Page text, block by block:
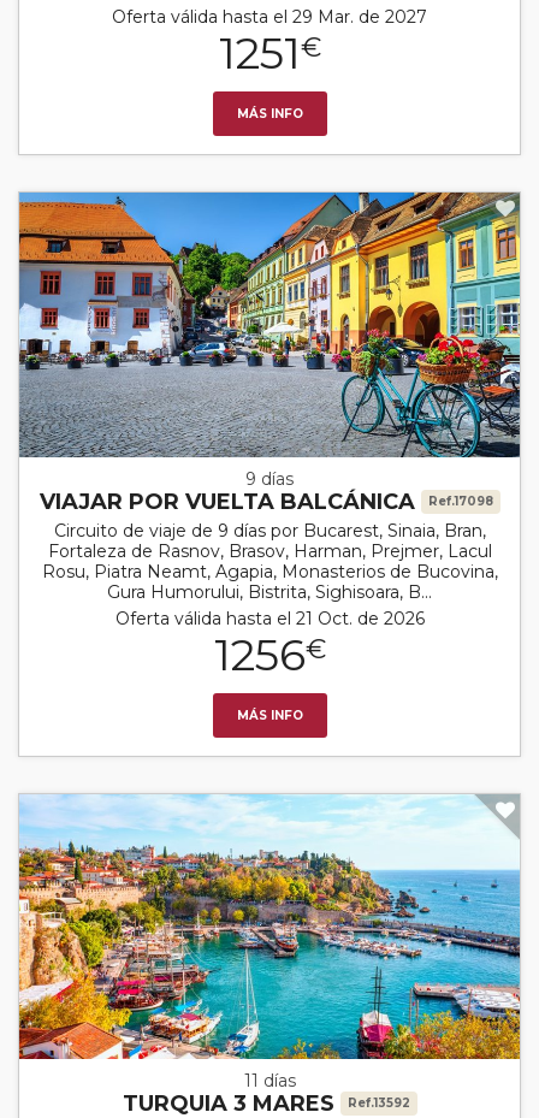
Oferta válida hasta el 29 Mar. de 2027
1251€
MÁS INFO
9 días
VIAJAR POR VUELTA BALCÁNICA Ref.17098
Circuito de viaje de 9 días por Bucarest, Sinaia, Bran,
Fortaleza de Rasnov, Brasov, Harman, Prejmer, Lacul
Rosu, Piatra Neamt, Agapia, Monasterios de Bucovina,
Gura Humorului, Bistrita, Sighisoara, B...
Oferta válida hasta el 21 Oct. de 2026
1256€
MÁS INFO
11 días
TURQUIA 3 MARES Ref.13592